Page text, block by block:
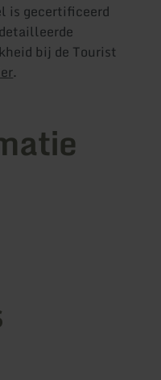
is gecertificeerd
bij de Tourist
.